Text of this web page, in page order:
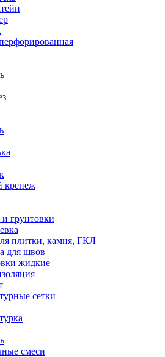
крепеж
грунтовки
плитки, камня, ГКЛ
для швов
жидкие
сетки
смеси